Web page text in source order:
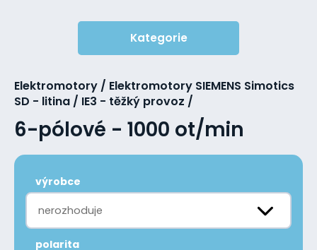
Kategorie
Elektromotory / Elektromotory SIEMENS Simotics
SD - litina / IE3 - těžký provoz /
6-pólové - 1000 ot/min
výrobce
nerozhoduje
polarita